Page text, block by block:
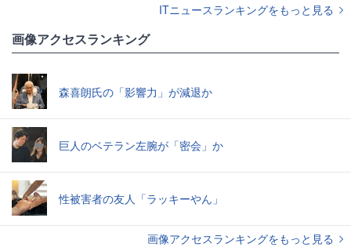
ITニュースランキングをもっと見る
画像アクセスランキング
森喜朗氏の「影響力」が減退か
巨人のベテラン左腕が「密会」か
性被害者の友人「ラッキーやん」
画像アクセスランキングをもっと見る